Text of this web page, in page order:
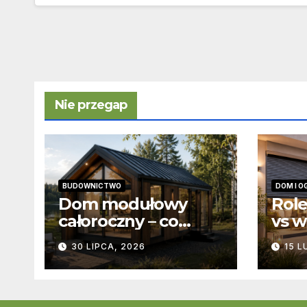
Nie przegap
BUDOWNICTWO
Dom modułowy
całoroczny – co
zapewnia
producent domów
modułowych?
30 LIPCA, 2026
DOM I
vs
15